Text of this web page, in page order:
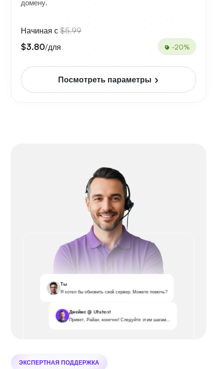
домену.
Начиная с $5.99
$3.80/для -20%
Посмотреть параметры
Ты
Я хотел бы обновить свой сервер. Можете помочь?
Джеймс @ Ultahost
Привет, Райан, конечно! Следуйте этим шагам...
ЭКСПЕРТНАЯ ПОДДЕРЖКА